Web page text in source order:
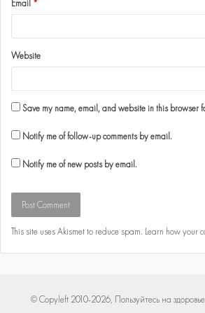
Email *
Website
Save my name, email, and website in this browser
Notify me of follow-up comments by email.
Notify me of new posts by email.
This site uses Akismet to reduce spam. Learn how your
© Copyleft 2010-2026, Пользуйтесь на